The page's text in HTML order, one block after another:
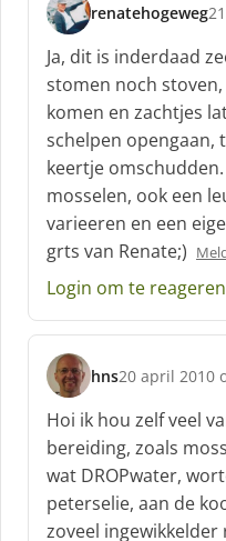
renatehogeweg
s
c
h
r
e
e
f
Ja, dit is inderdaad
stomen noch
komen en zachtjes
schelpen opengaan,
keertje
mosselen, ook een
varieeren en een
grts van Renate;)
Login om te reageren
hns
s
c
h
r
e
e
f
20 april 2010
Hoi ik hou zelf veel
bereiding, zoals
wat DROPwater,
peterselie, aan de
zoveel